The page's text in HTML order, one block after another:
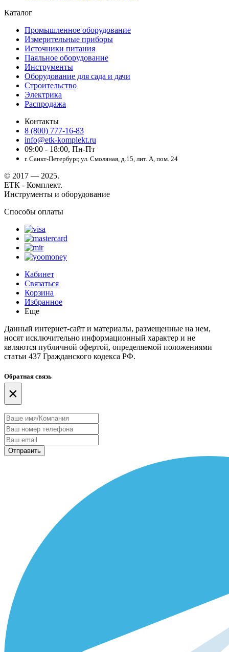
Каталог
Промышленное оборудование
Измерительные приборы
Источники питания
Паяльное оборудование
Инструменты
Оборудование для сада и дачи
Строительство
Электрика
Распродажа
Контакты
8 (800) 777-16-83
info@etk-komplekt.ru
09:00 - 18:00, Пн-Пт
г. Санкт-Петербург, ул. Смоляная, д.15, лит. А, пом. 24
© 2017 — 2025.
ЕТК - Комплект.
Инструменты и оборудование
Способы оплаты
Кабинет
Связаться
Корзина
Избранное
Еще
Данный интернет-сайт и материалы, размещенные на нем,
носят исключительно информационный характер и не
являются публичной офертой, определяемой положениями
статьи 437 Гражданского кодекса РФ.
Обратная связь
×
Отправить